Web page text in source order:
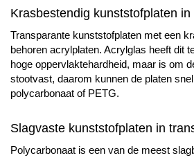
Krasbestendig kunststofplaten
Transparante kunststofplaten met een
behoren acrylplaten. Acrylglas heeft dit
hoge oppervlaktehardheid, maar is om
stootvast, daarom kunnen de platen
polycarbonaat of PETG.
Slagvaste kunststofplaten in
Polycarbonaat is een van de meest